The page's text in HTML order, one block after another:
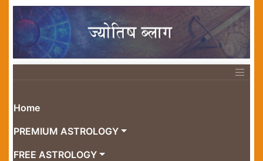
Home
PREMIUM ASTROLOGY
FREE ASTROLOGY